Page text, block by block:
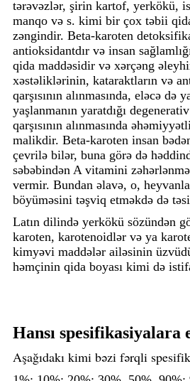
tərəvəzlər, şirin kartof, yerkökü,
manqo və s. kimi bir çox təbii
zəngindir. Beta-karoten
antioksidantdır və insan
qida maddəsidir və xərçəng
xəstəliklərinin, kataraktların və
qarşısının alınmasında, eləcə də
yaşlanmanın yaratdığı
qarşısının alınmasında
malikdir. Beta-karoten insan
çevrilə bilər, buna görə də
səbəbindən A vitamini
vermir. Bundan əlavə, o,
böyüməsini təşviq etməkdə də
Latın dilində yerkökü sözündən
karoten, karotenoidlər və ya
kimyəvi maddələr ailəsinin
həmçinin qida boyası kimi də
Hansı spesifikasiyalara
Aşağıdakı kimi bəzi fərqli